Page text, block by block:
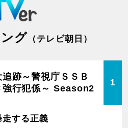
グ （テレビ朝日）
追跡～警視庁ＳＳＢ
強行犯係～ Season2
1
する正義